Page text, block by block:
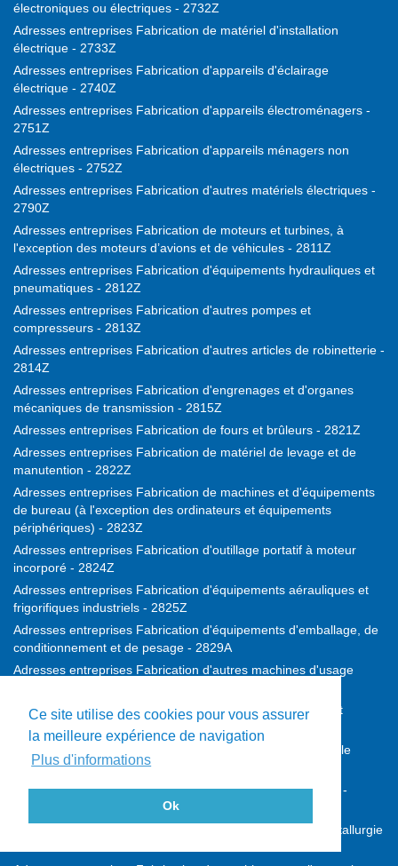
Ce site utilise des cookies pour vous assurer
la meilleure expérience de navigation
Plus d'informations
Ok
électroniques ou électriques - 2732Z
Adresses entreprises Fabrication de matériel d'installation
électrique - 2733Z
Adresses entreprises Fabrication d'appareils d'éclairage
électrique - 2740Z
Adresses entreprises Fabrication d'appareils électroménagers -
2751Z
Adresses entreprises Fabrication d'appareils ménagers non
électriques - 2752Z
Adresses entreprises Fabrication d'autres matériels électriques -
2790Z
Adresses entreprises Fabrication de moteurs et turbines, à
l'exception des moteurs d’avions et de véhicules - 2811Z
Adresses entreprises Fabrication d'équipements hydrauliques et
pneumatiques - 2812Z
Adresses entreprises Fabrication d'autres pompes et
compresseurs - 2813Z
Adresses entreprises Fabrication d'autres articles de robinetterie -
2814Z
Adresses entreprises Fabrication d'engrenages et d'organes
mécaniques de transmission - 2815Z
Adresses entreprises Fabrication de fours et brûleurs - 2821Z
Adresses entreprises Fabrication de matériel de levage et de
manutention - 2822Z
Adresses entreprises Fabrication de machines et d'équipements
de bureau (à l'exception des ordinateurs et équipements
périphériques) - 2823Z
Adresses entreprises Fabrication d'outillage portatif à moteur
incorporé - 2824Z
Adresses entreprises Fabrication d'équipements aérauliques et
frigorifiques industriels - 2825Z
Adresses entreprises Fabrication d'équipements d'emballage, de
conditionnement et de pesage - 2829A
Adresses entreprises Fabrication d'autres machines d'usage
Adresses entreprises Fabrication de machines agricoles et
forestières - 2830Z
Adresses entreprises Fabrication de machines-outils pour le
travail des métaux - 2841Z
Adresses entreprises Fabrication d'autres machines-outils -
Adresses entreprises Fabrication de machines pour la métallurgie